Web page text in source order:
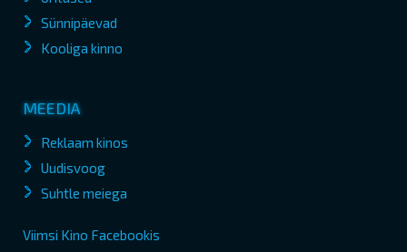
Sünnipäevad
Kooliga kinno
MEEDIA
Reklaam kinos
Uudisvoog
Suhtle meiega
Viimsi Kino Facebookis